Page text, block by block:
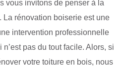
vous invitons de penser à la
La rénovation boiserie est une
intervention professionnelle
pas du tout facile. Alors, si
votre toiture en bois, nous